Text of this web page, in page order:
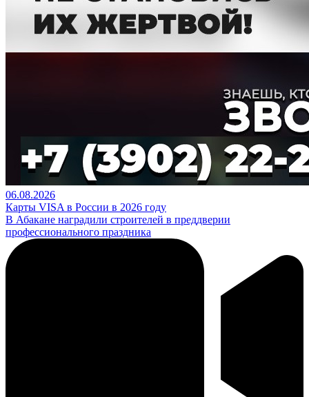
06.08.2026
Карты VISA в России в 2026 году
В Абакане наградили строителей в преддверии
профессионального праздника